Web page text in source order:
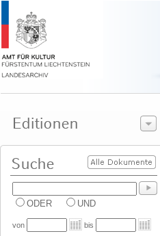
ODER UND
von bis